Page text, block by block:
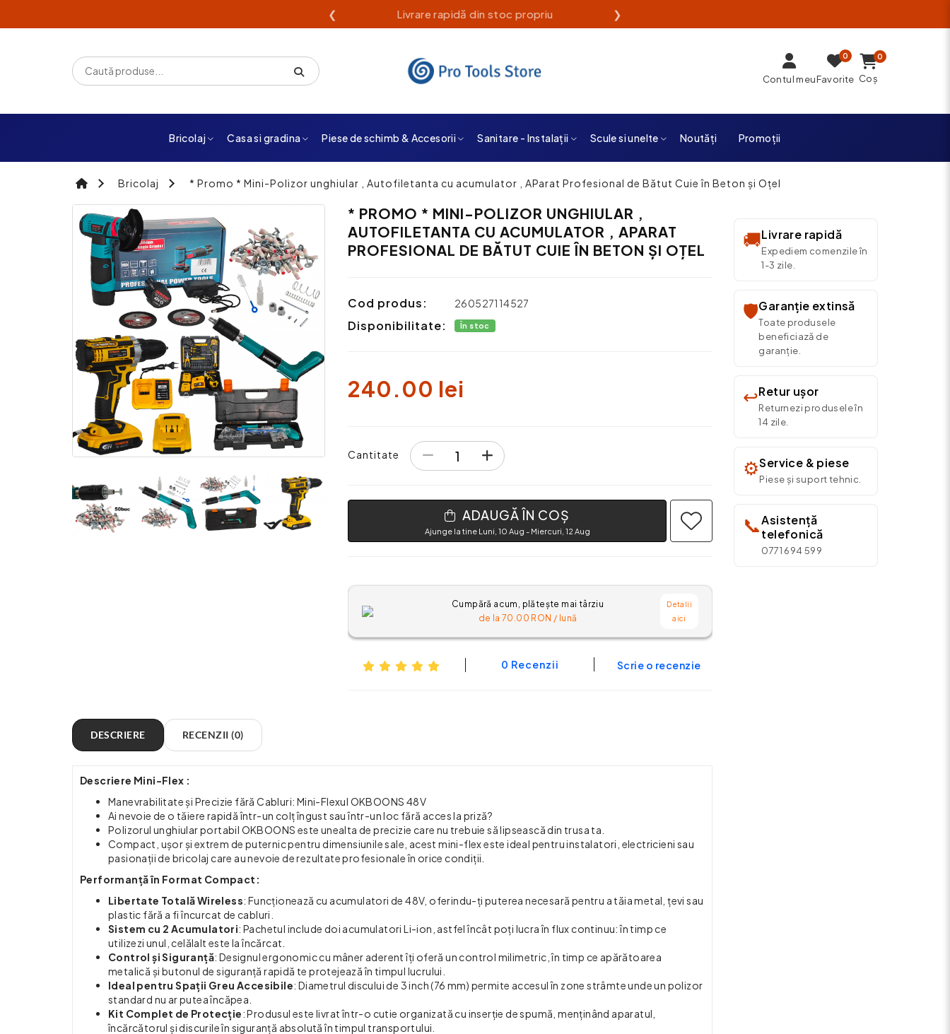
❮ Livrare rapidă din stoc propriu ❯
Contul meuFavorite
0
Coș
0
Bricolaj Casa si gradina Piese de schimb & Accesorii Sanitare - Instalații Scule si unelte Noutăți Promoții
Bricolaj * Promo * Mini-Polizor unghiular , Autofiletanta cu acumulator , AParat Profesional de Bătut Cuie în Beton și Oțel
* PROMO * MINI-POLIZOR UNGHIULAR ,
AUTOFILETANTA CU ACUMULATOR , APARAT
PROFESIONAL DE BĂTUT CUIE ÎN BETON ȘI OȚEL
Cod produs: 260527114527
Disponibilitate: În stoc
240.00 lei
Cantitate
ADAUGĂ ÎN COȘ
Ajunge la tine Luni, 10 Aug - Miercuri, 12 Aug
Cumpără acum, plătește mai târziu
de la70.00 RON / lună
Detalii
aici
0 Recenzii Scrie o recenzie
DESCRIERE RECENZII (0)
Descriere Mini-Flex :
Manevrabilitate și Precizie fără Cabluri: Mini-Flexul OKBOONS 48V
Ai nevoie de o tăiere rapidă într-un colț îngust sau într-un loc fără acces la priză?
Polizorul unghiular portabil OKBOONS este unealta de precizie care nu trebuie să lipsească din trusa ta.
Compact, ușor și extrem de puternic pentru dimensiunile sale, acest mini-flex este ideal pentru instalatori, electricieni sau
pasionații de bricolaj care au nevoie de rezultate profesionale în orice condiții.
Performanță în Format Compact:
Libertate Totală Wireless: Funcționează cu acumulatori de 48V, oferindu-ți puterea necesară pentru a tăia metal, țevi sau
plastic fără a fi încurcat de cabluri.
Sistem cu 2 Acumulatori: Pachetul include doi acumulatori Li-ion, astfel încât poți lucra în flux continuu: în timp ce
utilizezi unul, celălalt este la încărcat.
Control și Siguranță: Designul ergonomic cu mâner aderent îți oferă un control milimetric, în timp ce apărătoarea
metalică și butonul de siguranță rapidă te protejează în timpul lucrului.
Ideal pentru Spații Greu Accesibile: Diametrul discului de 3 inch (76 mm) permite accesul în zone strâmte unde un polizor
standard nu ar putea încăpea.
Kit Complet de Protecție: Produsul este livrat într-o cutie organizată cu inserție de spumă, menținând aparatul,
încărcătorul și discurile în siguranță absolută în timpul transportului.
🚚Livrare rapidă
Expediem comenzile în
1-3 zile.
🛡️Garanție extinsă
Toate produsele
beneficiază de
garanție.
↩️Retur ușor
Returnezi produsele în
14 zile.
⚙️Service & piese
Piese și suport tehnic.
📞Asistență
telefonică
0771 694 599